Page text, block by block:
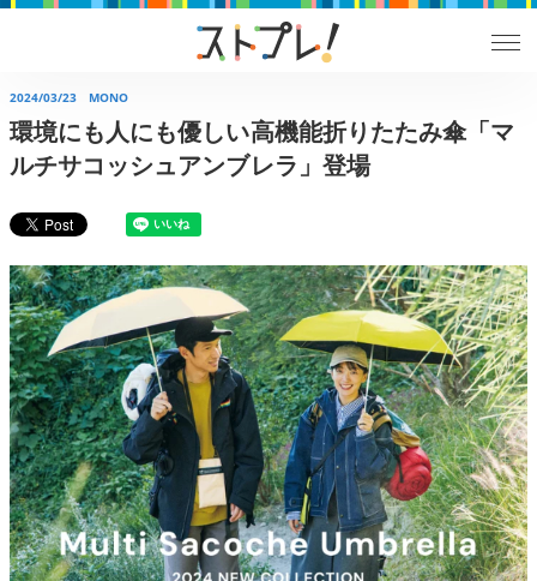
2024/03/23 MONO
環境にも人にも優しい高機能折りたたみ傘「マ
ルチサコッシュアンブレラ」登場